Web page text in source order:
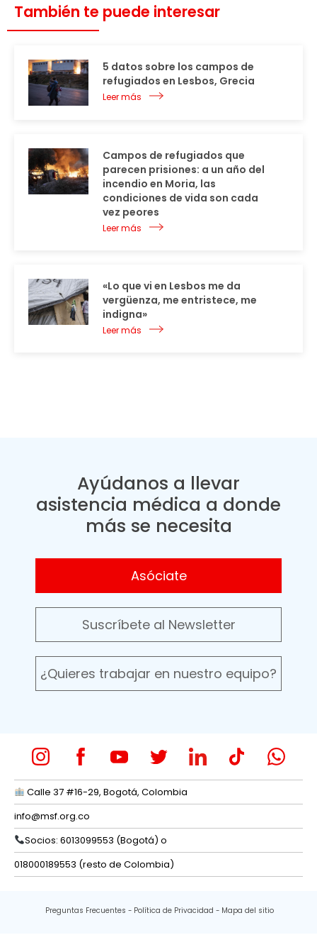
También te puede interesar
5 datos sobre los campos de
refugiados en Lesbos, Grecia
Leer más
Campos de refugiados que
parecen prisiones: a un año del
incendio en Moria, las
condiciones de vida son cada
vez peores
Leer más
«Lo que vi en Lesbos me da
vergüenza, me entristece, me
indigna»
Leer más
Ayúdanos a llevar
asistencia médica a donde
más se necesita
Asóciate
Suscríbete al Newsletter
¿Quieres trabajar en nuestro equipo?
Calle 37 #16-29, Bogotá, Colombia
info@msf.org.co
Socios: 6013099553 (Bogotá) o
018000189553 (resto de Colombia)
Preguntas Frecuentes Política de Privacidad Mapa del sitio